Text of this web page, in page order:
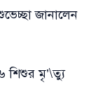
জানালেন
শিশুর মৃ’\ত্যু